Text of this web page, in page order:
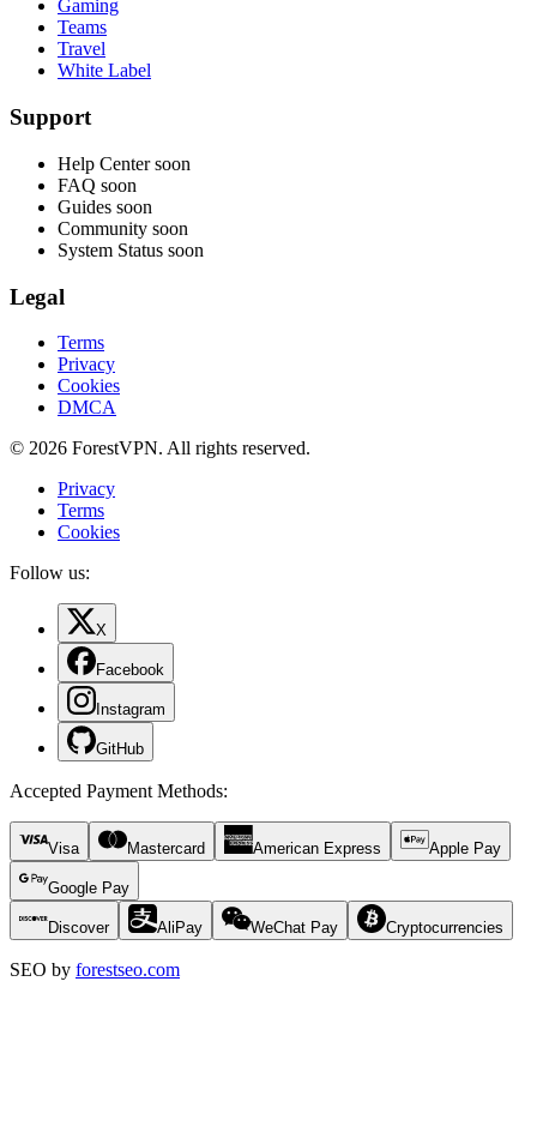
Gaming
Teams
Travel
White Label
Support
Help Center soon
FAQ soon
Guides soon
Community soon
System Status soon
Legal
Terms
Privacy
Cookies
DMCA
© 2026 ForestVPN. All rights reserved.
Privacy
Terms
Cookies
Follow us:
X
Facebook
Instagram
GitHub
Accepted Payment Methods:
Visa Mastercard American Express Apple Pay
Google Pay
Discover AliPay WeChat Pay Cryptocurrencies
SEO by forestseo.com